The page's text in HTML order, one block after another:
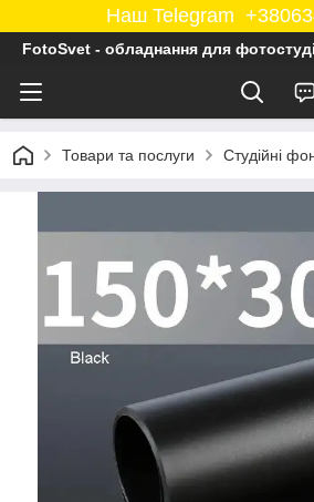
Наш Telegram
FotoSvet - обладнання для
Товари та послуги Студійні